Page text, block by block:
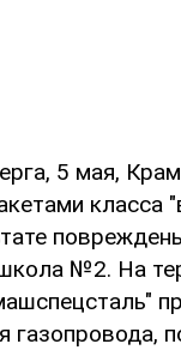
5 мая,
класса
№2. На
газопровода,